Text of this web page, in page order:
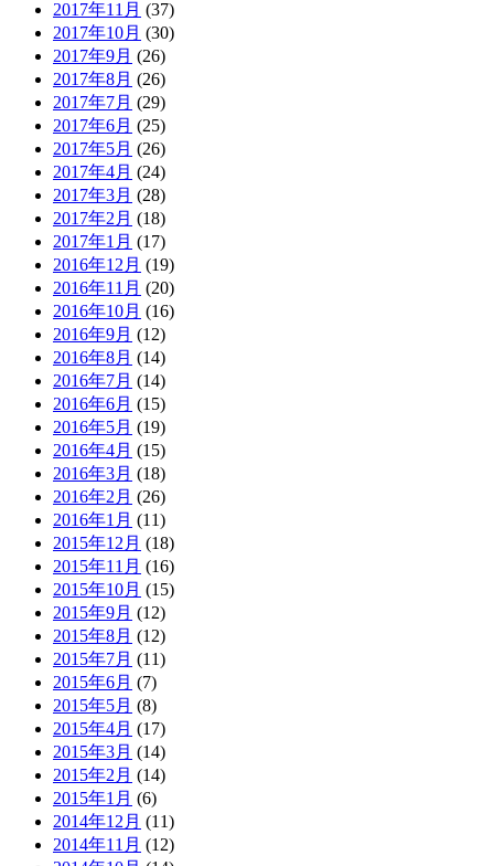
2017年11月 (37)
2017年10月 (30)
2017年9月 (26)
2017年8月 (26)
2017年7月 (29)
2017年6月 (25)
2017年5月 (26)
2017年4月 (24)
2017年3月 (28)
2017年2月 (18)
2017年1月 (17)
2016年12月 (19)
2016年11月 (20)
2016年10月 (16)
2016年9月 (12)
2016年8月 (14)
2016年7月 (14)
2016年6月 (15)
2016年5月 (19)
2016年4月 (15)
2016年3月 (18)
2016年2月 (26)
2016年1月 (11)
2015年12月 (18)
2015年11月 (16)
2015年10月 (15)
2015年9月 (12)
2015年8月 (12)
2015年7月 (11)
2015年6月 (7)
2015年5月 (8)
2015年4月 (17)
2015年3月 (14)
2015年2月 (14)
2015年1月 (6)
2014年12月 (11)
2014年11月 (12)